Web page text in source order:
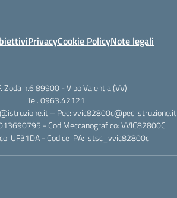
PrivacyCookie PolicyNote legali
Zoda n.6 89900 - Vibo Valentia (VV)
Tel. 0963.42121
– Pec: vvic82800c@pec.istruzione.it
- Cod.Meccanografico: VVIC82800C
UF31DA - Codice iPA: istsc_vvic82800c